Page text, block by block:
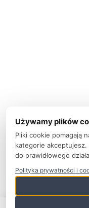
Używamy plików
Pliki cookie pomagają
kategorie
do prawidłowego
Polityka prywatności i